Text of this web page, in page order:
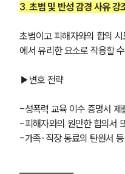
3. 초범 및 반성 감경 사유 강
초범이고 피해자와의 합의
에서 유리한 요소로 작용할
▶변호 전략
-성폭력 교육 이수 증명서 제
-피해자와의 원만한 합의서
-가족·직장 동료의 탄원서